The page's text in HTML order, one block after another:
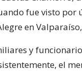
fue visto por
en
y
el